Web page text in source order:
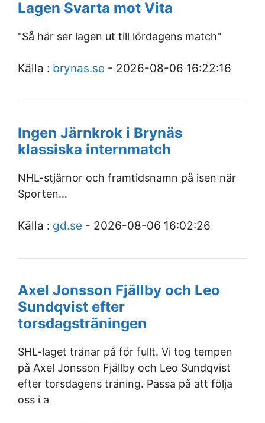
Lagen Svarta mot Vita
"Så här ser lagen ut till lördagens match"
Källa : brynas.se - 2026-08-06 16:22:16
Ingen Järnkrok i Brynäs
klassiska internmatch
NHL-stjärnor och framtidsnamn på isen när
Sporten…
Källa : gd.se - 2026-08-06 16:02:26
Axel Jonsson Fjällby och Leo
Sundqvist efter
torsdagsträningen
SHL-laget tränar på för fullt. Vi tog tempen
på Axel Jonsson Fjällby och Leo Sundqvist
efter torsdagens träning. Passa på att följa
oss i a